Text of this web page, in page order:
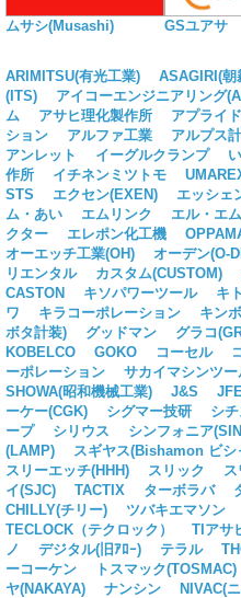
ムサシ(Musashi) GSユアサ
ARIMITSU(有光工業) ASAGIRI(朝
(ITS)
アイコーエンジニアリング
ム
アサヒ理化製作所 アプライ
ション
アルファ工業 アルプス
アンレット
イーグルクランプ
作所
イチネンミツトモ
STS
エクセン(EXEN) エッシェ
ム・あい
エムリンク エル・エ
クター
エレポン化工機
オーエッチ工業(OH)
オーデン(O-
リエンタル
カスタム(CUSTOM)
CASTON
キソパワーツール キ
ワ
キラコーポレーション キン
ボタ計装)
グッドマン グラコ
KOBELCO
GOKO コーセル
ーポレーション
サカイマシンツー
SHOWA(昭和機械工業)
J&S
ーケー(CGK)
シグマー技研 シ
ープ
シリウス シンフォニア
(LAMP)
スギヤス(Bishamon ビシ
スリーエッチ(HHH)
スリック
イ(SJC)
TACTIX ターボラバ
CHILLY(チリー)
ツバキエマソン
TECLOCK（テクロック）
TIアサ
ノ
デジタル(旧ｱﾛｰ) テラル
ーコーケン
トスマック(TOSMAC)
ヤ(NAKAYA)
ナンシン NIVAC(